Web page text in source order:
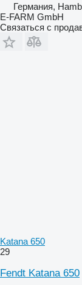
Германия,
E-FARM GmbH
Связаться с
Katana 650
29
Fendt Katana 650